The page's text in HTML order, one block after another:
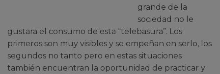
grande de la
sociedad no le
gustara el consumo de esta “telebasura”. Los
primeros son muy visibles y se empeñan en serlo, los
segundos no tanto pero en estas situaciones
también encuentran la oportunidad de practicar y